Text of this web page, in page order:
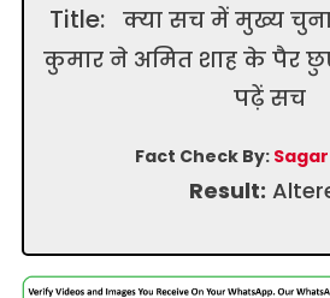
Title: क्या सच में मुख्य
कुमार ने अमित शाह के पैर
पढ़ें सच
Fact Check By:
Result: